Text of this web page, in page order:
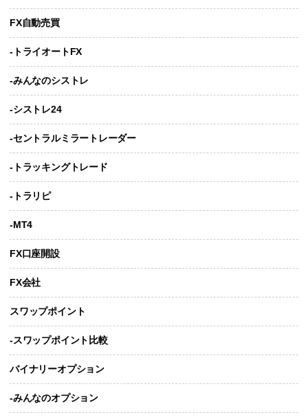
FX自動売買
-トライオートFX
-みんなのシストレ
-シストレ24
-セントラルミラートレーダー
-トラッキングトレード
-トラリピ
-MT4
FX口座開設
FX会社
スワップポイント
-スワップポイント比較
バイナリーオプション
-みんなのオプション